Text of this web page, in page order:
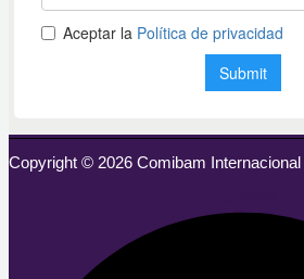
Copyright © 2026 Comibam Internacional